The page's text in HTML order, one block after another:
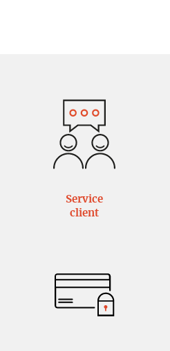
Service
client